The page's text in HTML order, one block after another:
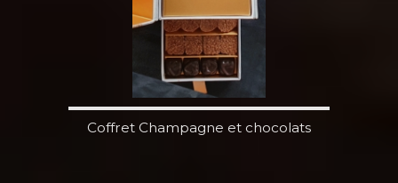
Coffret Champagne et chocolats